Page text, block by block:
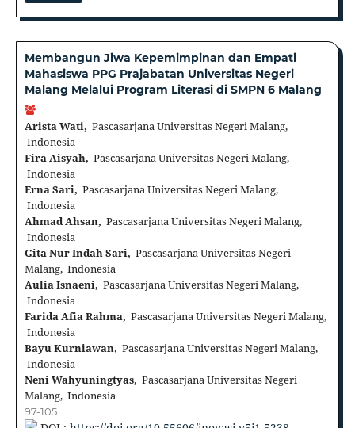
Membangun Jiwa Kepemimpinan dan Empati
Mahasiswa PPG Prajabatan Universitas Negeri
Malang Melalui Program Literasi di SMPN 6 Malang
Arista Wati, Pascasarjana Universitas Negeri Malang,
Indonesia
Fira Aisyah, Pascasarjana Universitas Negeri Malang,
Indonesia
Erna Sari, Pascasarjana Universitas Negeri Malang,
Indonesia
Ahmad Ahsan, Pascasarjana Universitas Negeri Malang,
Indonesia
Gita Nur Indah Sari, Pascasarjana Universitas Negeri
Malang, Indonesia
Aulia Isnaeni, Pascasarjana Universitas Negeri Malang,
Indonesia
Farida Afia Rahma, Pascasarjana Universitas Negeri Malang,
Indonesia
Bayu Kurniawan, Pascasarjana Universitas Negeri Malang,
Indonesia
Neni Wahyuningtyas, Pascasarjana Universitas Negeri
Malang, Indonesia
97-105